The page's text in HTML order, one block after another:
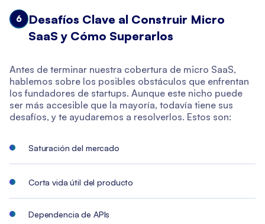
6
Desafíos Clave al Construir Micro
SaaS y Cómo Superarlos
Antes de terminar nuestra cobertura de micro SaaS,
hablemos sobre los posibles obstáculos que enfrentan
los fundadores de startups. Aunque este nicho puede
ser más accesible que la mayoría, todavía tiene sus
desafíos, y te ayudaremos a resolverlos. Estos son:
Saturación del mercado
Corta vida útil del producto
Dependencia de APIs